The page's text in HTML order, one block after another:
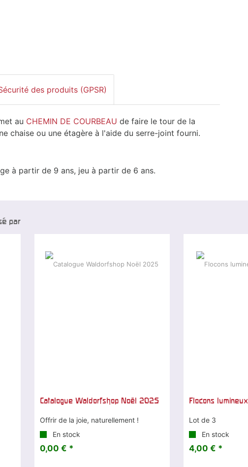
des produits (GPSR)
au CHEMIN DE COURBEAU de faire le tour de la
chaise ou une étagère à l'aide du serre-joint fourni.
à partir de 9 ans, jeu à partir de 6 ans.
par
Catalogue Waldorfshop Noël 2025
Offrir de la joie, naturellement !
En stock
0,00 € *
Flocons
Lot de 3
En stock
4,00 € *